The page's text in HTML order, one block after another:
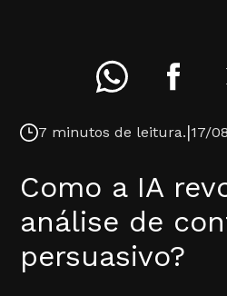
7 minutos de leitura.|17/
Como a IA
análise de
persuasivo?